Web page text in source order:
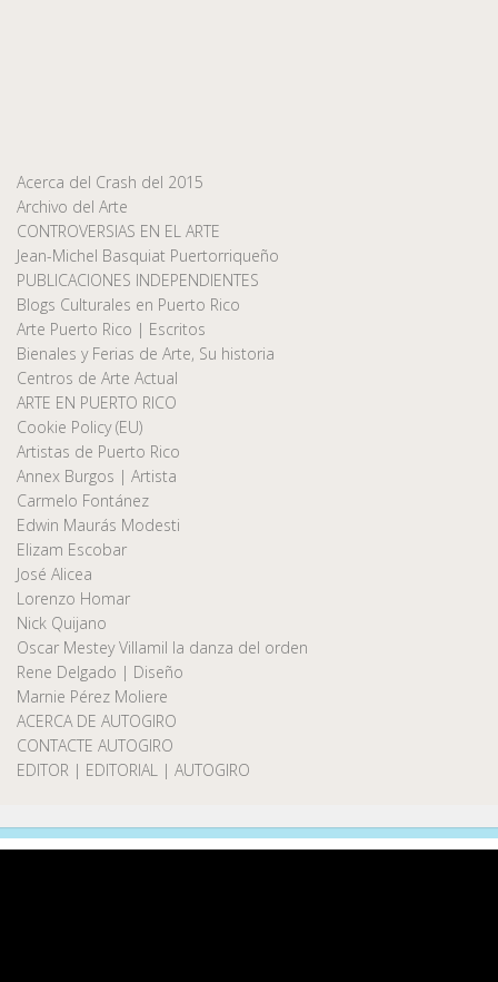
Acerca del Crash del 2015
Archivo del Arte
CONTROVERSIAS EN EL ARTE
Jean-Michel Basquiat Puertorriqueño
PUBLICACIONES INDEPENDIENTES
Blogs Culturales en Puerto Rico
Arte Puerto Rico | Escritos
Bienales y Ferias de Arte, Su historia
Centros de Arte Actual
ARTE EN PUERTO RICO
Cookie Policy (EU)
Artistas de Puerto Rico
Annex Burgos | Artista
Carmelo Fontánez
Edwin Maurás Modesti
Elizam Escobar
José Alicea
Lorenzo Homar
Nick Quijano
Oscar Mestey Villamil la danza del orden
Rene Delgado | Diseño
Marnie Pérez Moliere
ACERCA DE AUTOGIRO
CONTACTE AUTOGIRO
EDITOR | EDITORIAL | AUTOGIRO